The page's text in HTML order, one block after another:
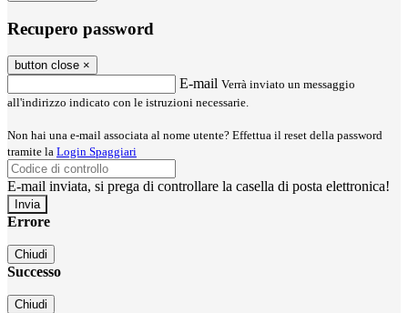
Recupero password
button close ×
E-mail Verrà inviato un messaggio
all'indirizzo indicato con le istruzioni necessarie.
Non hai una e-mail associata al nome utente? Effettua il reset della password
tramite la Login Spaggiari
E-mail inviata, si prega di controllare la casella di posta elettronica!
Errore
Chiudi
Successo
Chiudi